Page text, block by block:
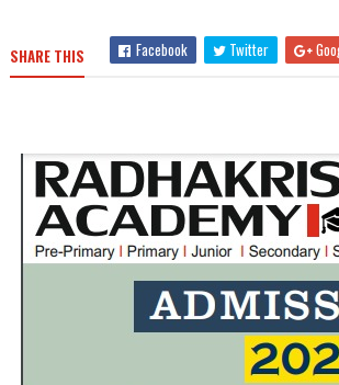
SHARE THIS Facebook Twitter